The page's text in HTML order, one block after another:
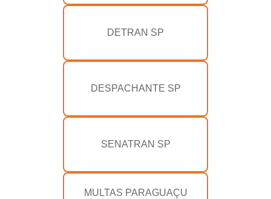
DETRAN SP
DESPACHANTE SP
SENATRAN SP
MULTAS PARAGUAÇU